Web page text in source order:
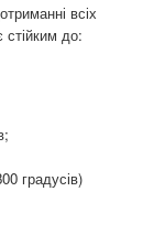
всіх
стійким до:
градусів)